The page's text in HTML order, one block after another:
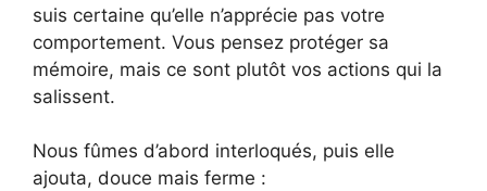
suis certaine qu’elle n’apprécie pas votre
comportement. Vous pensez protéger sa
mémoire, mais ce sont plutôt vos actions qui la
salissent.
Nous fûmes d’abord interloqués, puis elle
ajouta, douce mais ferme :